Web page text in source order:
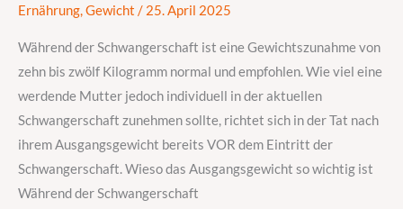
Ernährung,Gewicht / 25. April 2025
Während der Schwangerschaft ist eine Gewichtszunahme von
zehn bis zwölf Kilogramm normal und empfohlen. Wie viel eine
werdende Mutter jedoch individuell in der aktuellen
Schwangerschaft zunehmen sollte, richtet sich in der Tat nach
ihrem Ausgangsgewicht bereits VOR dem Eintritt der
Schwangerschaft. Wieso das Ausgangsgewicht so wichtig ist
Während der Schwangerschaft
Schwangerschaft
–
spielt
eine
Rolle?